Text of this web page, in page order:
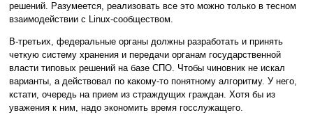
решений. Разумеется, реализовать все это можно только в тесном
взаимодействии с Linux-сообществом.
В-третьих, федеральные органы должны разработать и принять
четкую систему хранения и передачи органам государственной
власти типовых решений на базе СПО. Чтобы чиновник не искал
варианты, а действовал по какому-то понятному алгоритму. У него,
кстати, очередь на прием из страждущих граждан. Хотя бы из
уважения к ним, надо экономить время госслужащего.